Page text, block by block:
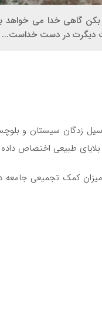
گاهی خدا می خواهد
دیگرت در دست خداست...
زدگان سیستان و
طبیعی اختصاص داده
کمک تجمیعی جامعه